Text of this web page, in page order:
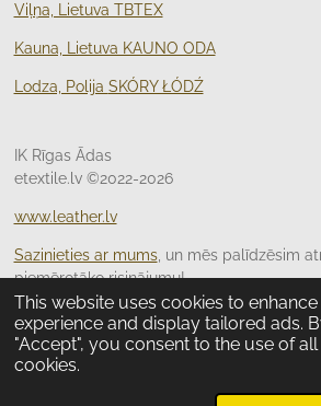
This website uses cookies to
experience and display tailored ads.
"Accept", you consent to the use of all
cookies.
Viļņa, Lietuva TBTEX
Kauna, Lietuva KAUNO ODA
Lodza, Polija SKÓRY ŁÓDŹ
IK Rīgas Ādas
etextile.lv ©2022-2026
www.leather.lv
Sazinieties ar mums, un mēs palīdzēsim
piemērotāko risinājumu!